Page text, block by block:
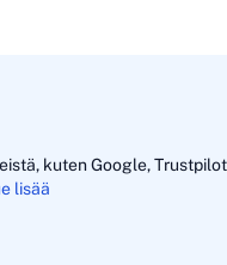
kuten Google,
lisää